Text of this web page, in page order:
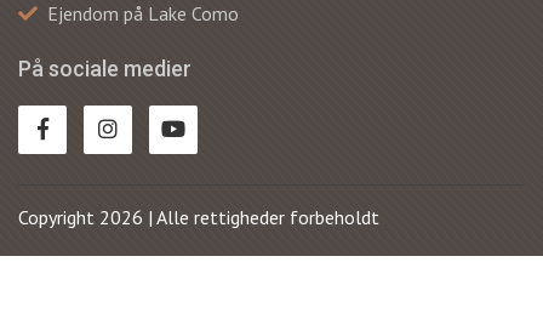
Ejendom på Lake Como
På sociale medier
Copyright 2026 | Alle rettigheder forbeholdt